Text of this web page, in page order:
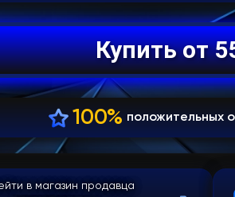
Купить от
100% положительных
в магазин продавца